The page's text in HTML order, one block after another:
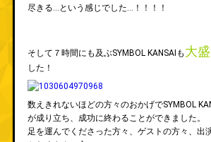
尽きる…という感じでした…！！！！
そして７時間にも及ぶSYMBOL KANSAIも 大
した！
数えきれないほどの方々のおかげでSYMBOL
が成り立ち、成功に終わることができました。
足を運んでくださった方々、ゲストの方々、出